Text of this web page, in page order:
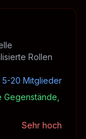
Rollen
5-20 Mitglieder
Sehr hoch